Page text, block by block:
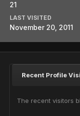
21
LAST VISITED
November 20, 2011
Recent Profile
The recent visitors